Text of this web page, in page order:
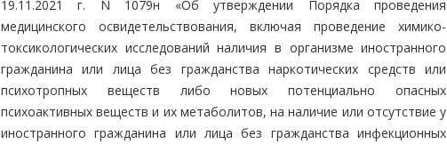
19.11.2021 г. N 1079н «Об утверждении Порядка проведения
медицинского освидетельствования, включая проведение химико-
токсикологических исследований наличия в организме иностранного
гражданина или лица без гражданства наркотических средств или
психотропных веществ либо новых потенциально опасных
психоактивных веществ и их метаболитов, на наличие или отсутствие у
иностранного гражданина или лица без гражданства инфекционных